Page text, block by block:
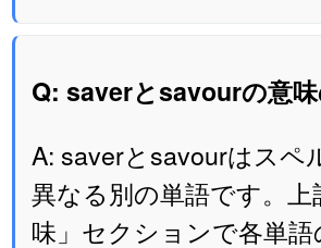
Q: saverとsavourの意味
A: saverとsavourはスペ
異なる別の単語です。上
味」セクションで各単